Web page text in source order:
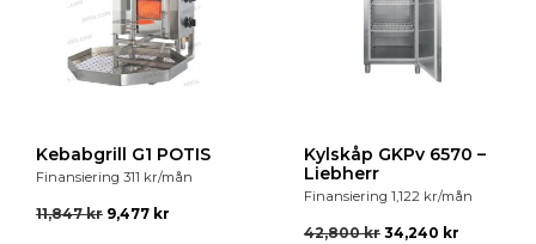
Kebabgrill G1 POTIS
Finansiering 311 kr/mån
11,847kr 9,477 kr
Kylskåp GKPv 6570 –
Liebherr
Finansiering 1,122 kr/mån
42,800kr 34,240 kr